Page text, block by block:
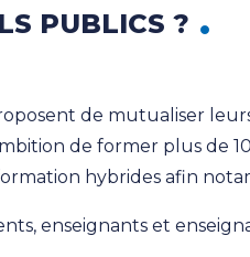
PUBLICS ?
de mutualiser
de former plus de
hybrides afin
enseignants et